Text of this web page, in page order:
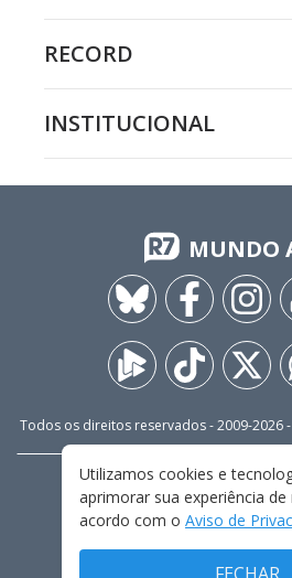
RECORD
INSTITUCIONAL
MUNDO
Todos os direitos reservados - 2009-2026-
FALE CONOSCO
TERMOS E CONDIÇÕES
Utilizamos cookies e
aprimorar sua experiência de
acordo com o Aviso de